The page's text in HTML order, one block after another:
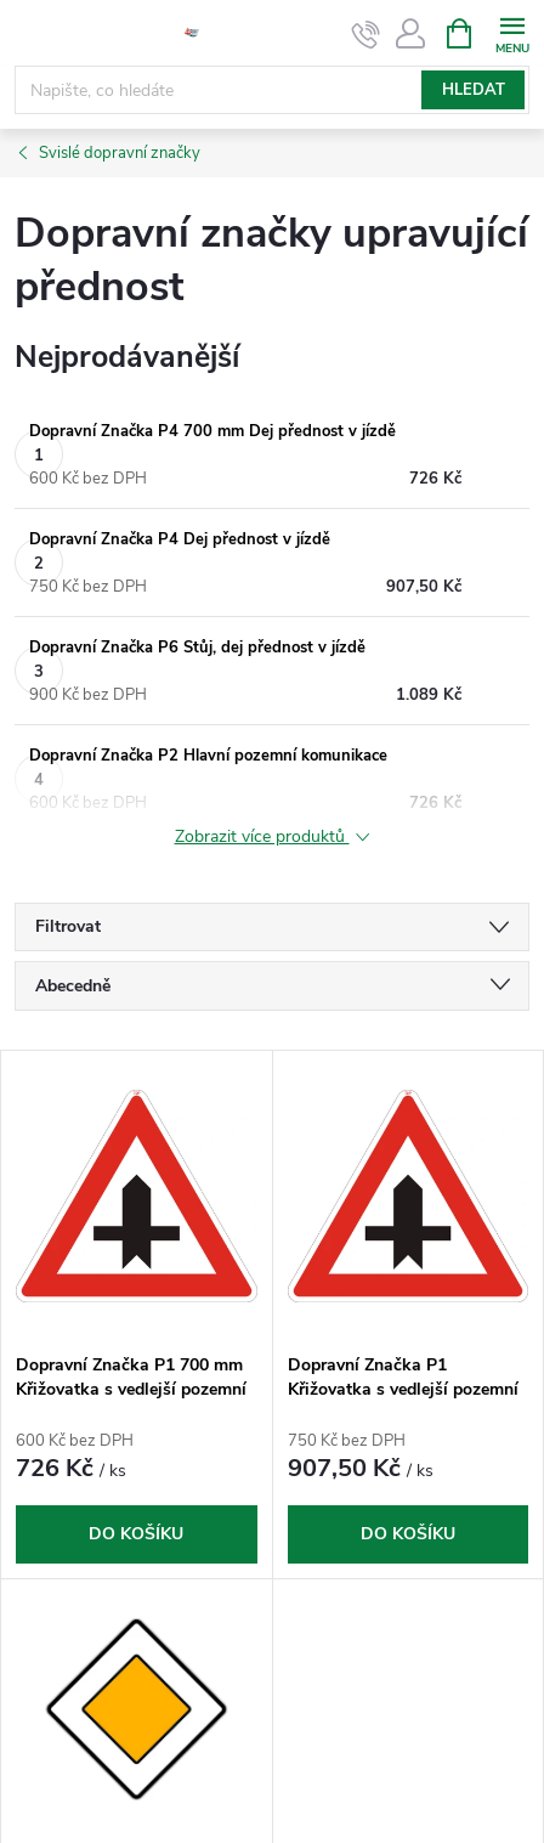
obsah
HLEDAT
NÁKUPNÍ
KOŠÍK
Svislé dopravní značky
Dopravní značky upravující
přednost
Nejprodávanější
Dopravní Značka P4 700 mm Dej přednost v jízdě
726 Kč
600 Kč bez DPH
Dopravní Značka P4 Dej přednost v jízdě
907,50 Kč
750 Kč bez DPH
Dopravní Značka P6 Stůj, dej přednost v jízdě
1.089 Kč
900 Kč bez DPH
Dopravní Značka P2 Hlavní pozemní komunikace
726 Kč
600 Kč bez DPH
Zobrazit více produktů
Filtrovat
Ř
a
n
í
p
r
o
u
Abecedně
Nejprodávanější
i
s
p
r
o
d
Dopravní Značka P1 700 mm
Křižovatka s vedlejší pozemní
600 Kč bez DPH
726 Kč/ ks
DO KOŠÍKU
Dopravní Značka P1
Křižovatka s vedlejší pozemní
750 Kč bez DPH
907,50 Kč/ ks
DO KOŠÍKU